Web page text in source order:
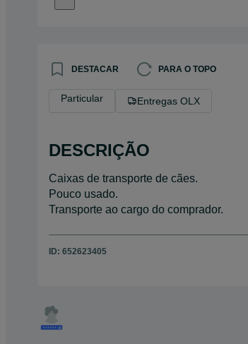
DESTACAR PARA O TOPO
Particular Entregas OLX
DESCRIÇÃO
Caixas de transporte de cães.
Pouco usado.
Transporte ao cargo do comprador.
ID: 652623405